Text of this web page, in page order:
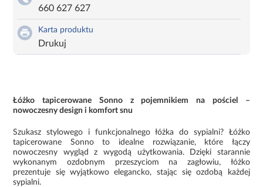
660 627 627
Karta produktu
Drukuj
Łóżko tapicerowane Sonno z pojemnikiem na pościel –
nowoczesny design i komfort snu
Szukasz stylowego i funkcjonalnego łóżka do sypialni? Łóżko
tapicerowane Sonno to idealne rozwiązanie, które łączy
nowoczesny wygląd z wygodą użytkowania. Dzięki starannie
wykonanym ozdobnym przeszyciom na zagłowiu, łóżko
prezentuje się wyjątkowo elegancko, stając się ozdobą każdej
sypialni.